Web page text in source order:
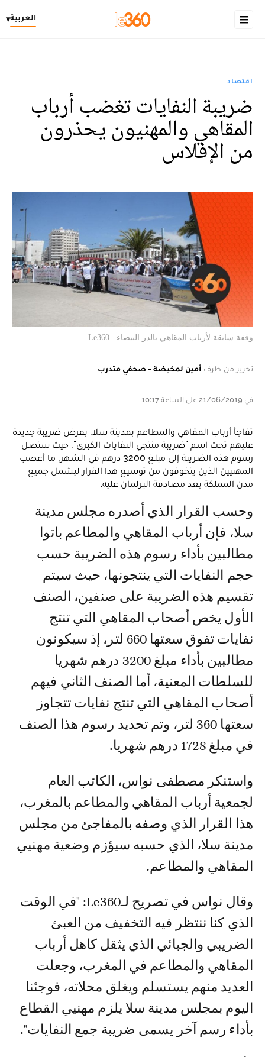
العربية▾
اقتصاد
ضريبة النفايات تغضب أرباب
المقاهي والمهنيون يحذرون
من الإفلاس
وقفة سابقة لأرباب المقاهي بالدر البيضاء . Le360
تحرير من طرف أمين لمخيضة - صحفي متدرب
في 21/06/2019 على الساعة 10:17
تفاجأ أرباب المقاهي والمطاعم بمدينة سلا، بفرض ضريبة جديدة
عليهم تحت اسم "ضريبة منتجي النفايات الكبرى"، حيث ستصل
رسوم هذه الضريبة إلى مبلغ 3200 درهم في الشهر، ما أغضب
المهنيين الذين يتخوفون من توسيع هذا القرار ليشمل جميع
مدن المملكة بعد مصادقة البرلمان عليه.
وحسب القرار الذي أصدره مجلس مدينة
سلا، فإن أرباب المقاهي والمطاعم باتوا
مطالبين بأداء رسوم هذه الضريبة حسب
حجم النفايات التي ينتجونها، حيث سيتم
تقسيم هذه الضريبة على صنفين، الصنف
الأول يخص أصحاب المقاهي التي تنتج
نفايات تفوق سعتها 660 لتر، إذ سيكونون
مطالبين بأداء مبلغ 3200 درهم شهريا
للسلطات المعنية، أما الصنف الثاني فيهم
أصحاب المقاهي التي تنتج نفايات تتجاوز
سعتها 360 لتر، وتم تحديد رسوم هذا الصنف
في مبلغ 1728 درهم شهريا.
واستنكر مصطفى نواس، الكاتب العام
لجمعية أرباب المقاهي والمطاعم بالمغرب،
هذا القرار الذي وصفه بالمفاجئ من مجلس
مدينة سلا، الذي حسبه سيؤزم وضعية مهنيي
المقاهي والمطاعم.
وقال نواس في تصريح لـLe360: "في الوقت
الذي كنا ننتظر فيه التخفيف من العبئ
الضريبي والجبائي الذي يثقل كاهل أرباب
المقاهي والمطاعم في المغرب، وجعلت
العديد منهم يستسلم ويغلق محلاته، فوجئنا
اليوم بمجلس مدينة سلا يلزم مهنيي القطاع
بأداء رسم آخر يسمى ضريبة جمع النفايات".